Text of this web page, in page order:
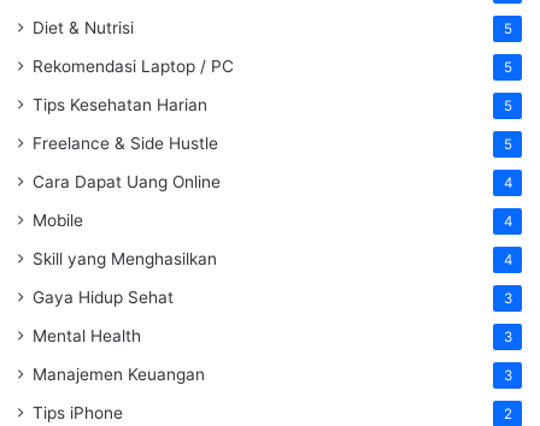
Diet & Nutrisi 5
Rekomendasi Laptop / PC 5
Tips Kesehatan Harian 5
Freelance & Side Hustle 5
Cara Dapat Uang Online 4
Mobile 4
Skill yang Menghasilkan 4
Gaya Hidup Sehat 3
Mental Health 3
Manajemen Keuangan 3
Tips iPhone 2